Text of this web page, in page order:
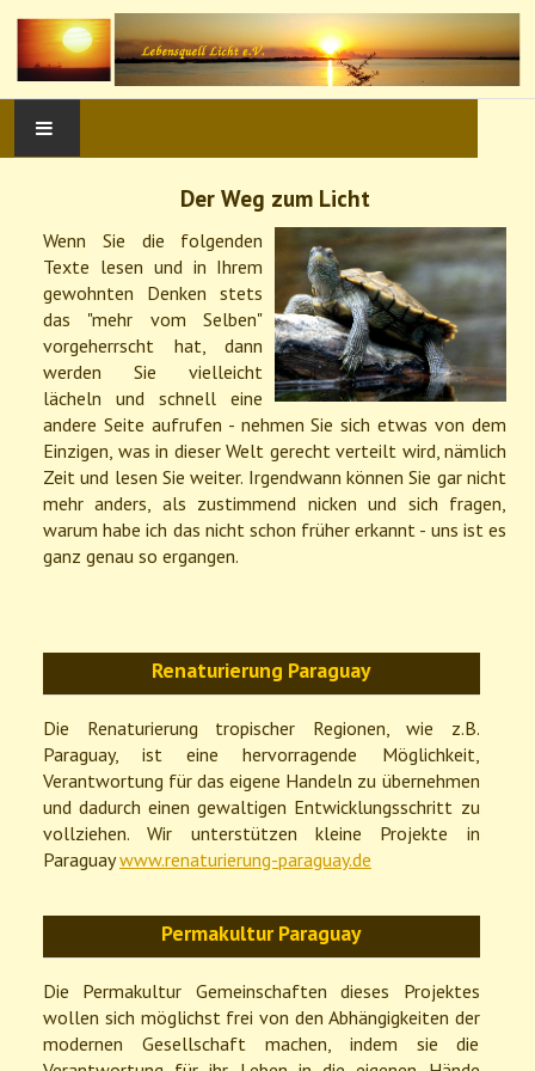
Was ist Licht?
Das bessere Leben
Der Weg zum Licht
Lichtwelt
Kontakt
Die Ausgangssituation
Der Schatten
Der Weg zum Licht
Wenn Sie die folgenden
Texte lesen und in Ihrem
gewohnten Denken stets
das "mehr vom Selben"
vorgeherrscht hat, dann
werden Sie vielleicht
lächeln und schnell eine
andere Seite aufrufen - nehmen Sie sich etwas von dem
Einzigen, was in dieser Welt gerecht verteilt wird, nämlich
Zeit und lesen Sie weiter. Irgendwann können Sie gar nicht
mehr anders, als zustimmend nicken und sich fragen,
warum habe ich das nicht schon früher erkannt - uns ist es
ganz genau so ergangen.
Renaturierung Paraguay
Die Renaturierung tropischer Regionen, wie z.B.
Paraguay, ist eine hervorragende Möglichkeit,
Verantwortung für das eigene Handeln zu übernehmen
und dadurch einen gewaltigen Entwicklungsschritt zu
vollziehen. Wir unterstützen kleine Projekte in
Paraguaywww.renaturierung-paraguay.de
Permakultur Paraguay
Die Permakultur Gemeinschaften dieses Projektes
wollen sich möglichst frei von den Abhängigkeiten der
modernen Gesellschaft machen, indem sie die